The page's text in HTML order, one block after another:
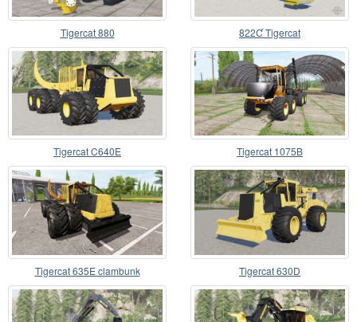
Tigercat 880 822Ƈ Tigercat
Tigercat C640E Tigercat 1075B
Tigercat 635E clambunk Tigercat 630D